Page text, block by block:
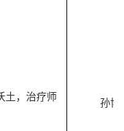
土，治疗师
孙博